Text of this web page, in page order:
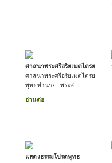
ศาสนาพระศรีอริยเมตไตรย
ศาสนาพระศรีอริยเมตไตรย
พุทธทำนาย : พระส ...
อ่านต่อ
แสดงธรรมโปรดพุทธ